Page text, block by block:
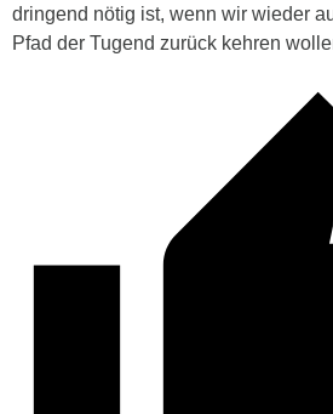
dringend nötig ist, wenn wir wieder
Pfad der Tugend zurück kehren